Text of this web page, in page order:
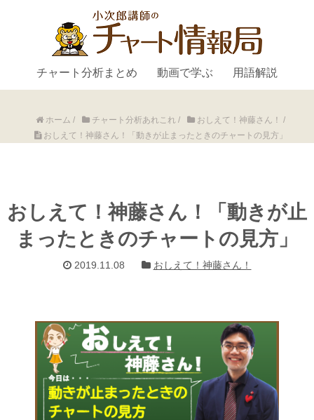
チャート分析まとめ 動画で学ぶ 用語解説
ホーム / チャート分析あれこれ / おしえて！神藤さん！ /
おしえて！神藤さん！「動きが止まったときのチャートの見方」
おしえて！神藤さん！「動きが止
まったときのチャートの見方」
2019.11.08 おしえて！神藤さん！